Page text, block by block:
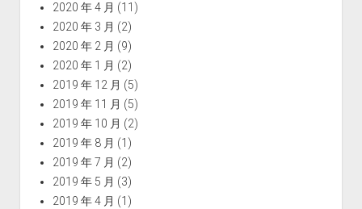
2020 年 4 月 (11)
2020 年 3 月 (2)
2020 年 2 月 (9)
2020 年 1 月 (2)
2019 年 12 月 (5)
2019 年 11 月 (5)
2019 年 10 月 (2)
2019 年 8 月 (1)
2019 年 7 月 (2)
2019 年 5 月 (3)
2019 年 4 月 (1)